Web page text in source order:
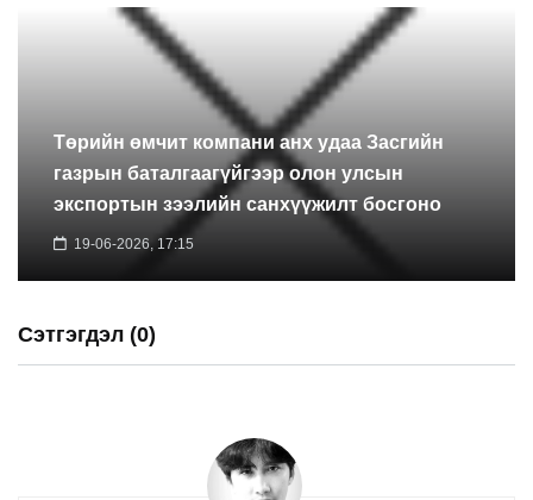
Төрийн өмчит компани анх удаа Засгийн
газрын баталгаагүйгээр олон улсын
экспортын зээлийн санхүүжилт босгоно
19-06-2026, 17:15
Сэтгэгдэл (0)